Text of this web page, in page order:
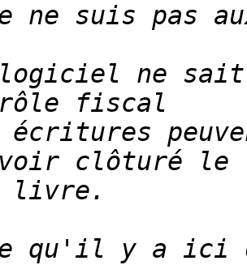
ne sait
qu'il y a ici